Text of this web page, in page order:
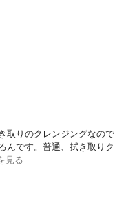
取りのクレンジングなので
んです。普通、拭き取りク
見る